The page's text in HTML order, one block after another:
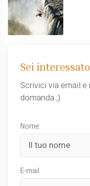
Sei
Scrivici via email
domanda ;)
Nome:
E-mail: